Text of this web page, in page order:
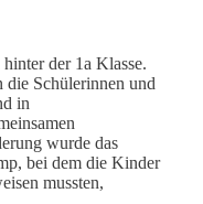
der 1a Klasse.
Schülerinnen und
in
wurde das
bei dem die Kinder
mussten,